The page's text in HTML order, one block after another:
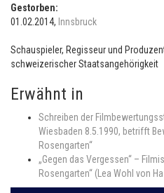
Gestorben:
01.02.2014, Innsbruck
Schauspieler, Regisseur und
schweizerischer Staatsangehörigkeit
Erwähnt in
Schreiben der
Wiesbaden 8.5.1990, betrifft
Rosengarten“
„Gegen das Vergessen“ –
Rosengarten“ (Lea Wohl von